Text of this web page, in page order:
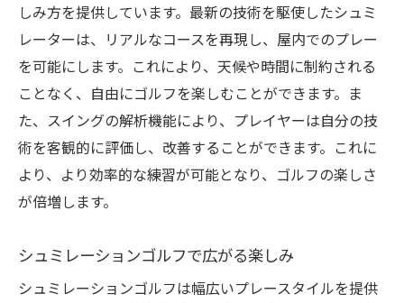
しみ方を提供しています。最新の技術を駆使したシュミ
レーターは、リアルなコースを再現し、屋内でのプレー
を可能にします。これにより、天候や時間に制約される
ことなく、自由にゴルフを楽しむことができます。ま
た、スイングの解析機能により、プレイヤーは自分の技
術を客観的に評価し、改善することができます。これに
より、より効率的な練習が可能となり、ゴルフの楽しさ
が倍増します。
シュミレーションゴルフで広がる楽しみ
シュミレーションゴルフは幅広いプレースタイルを提供